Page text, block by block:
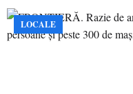
LOCALE